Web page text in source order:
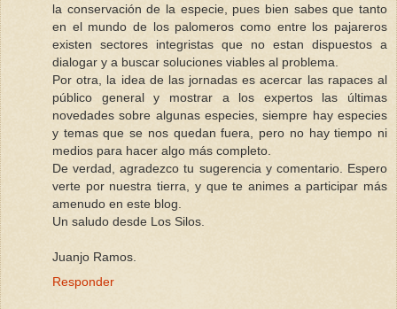
la conservación de la especie, pues bien sabes que tanto
en el mundo de los palomeros como entre los pajareros
existen sectores integristas que no estan dispuestos a
dialogar y a buscar soluciones viables al problema.
Por otra, la idea de las jornadas es acercar las rapaces al
público general y mostrar a los expertos las últimas
novedades sobre algunas especies, siempre hay especies
y temas que se nos quedan fuera, pero no hay tiempo ni
medios para hacer algo más completo.
De verdad, agradezco tu sugerencia y comentario. Espero
verte por nuestra tierra, y que te animes a participar más
amenudo en este blog.
Un saludo desde Los Silos.
Juanjo Ramos.
Responder